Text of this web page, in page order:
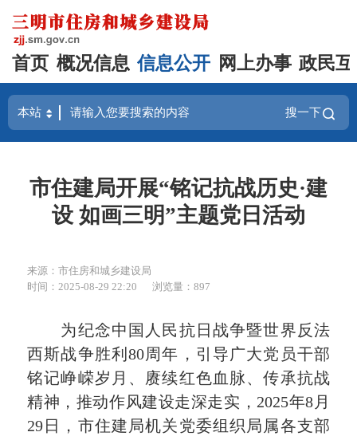
首页 概况信息 信息公开 网上办事 政民
搜一下
市住建局开展“铭记抗战历史·建
设 如画三明”主题党日活动
来源：市住房和城乡建设局
时间：2025-08-29 22:20
浏览量：897
为纪念中国人民抗日战争暨世界反法
西斯战争胜利80周年，引导广大党员干部
铭记峥嵘岁月、赓续红色血脉、传承抗战
精神，推动作风建设走深走实，2025年8月
29日，市住建局机关党委组织局属各支部